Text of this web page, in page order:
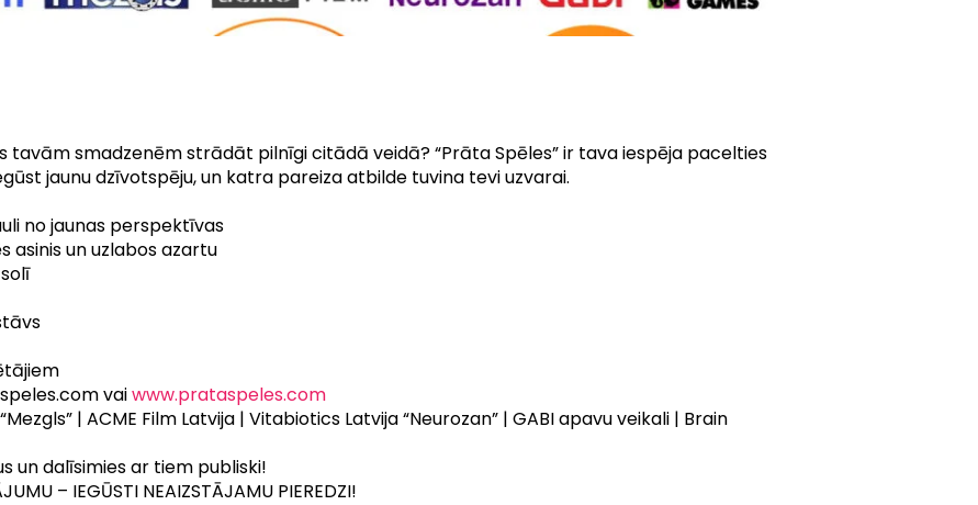
tavām smadzenēm strādāt pilnīgi citādā veidā? “Prāta Spēles” ir tava iespēja pacelties
jaunu dzīvotspēju, un katra pareiza atbilde tuvina tevi uzvarai.
no jaunas perspektīvas
asinis un uzlabos azartu
vaiwww.prataspeles.com
| ACME Film Latvija | Vitabiotics Latvija “Neurozan” | GABI apavu veikali | Brain
un dalīsimies ar tiem publiski!
– IEGŪSTI NEAIZSTĀJAMU PIEREDZI!